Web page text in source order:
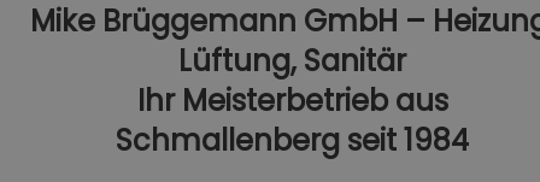
Mike Brüggemann GmbH –
Lüftung, Sanitär
Ihr Meisterbetrieb aus
Schmallenberg seit 1984